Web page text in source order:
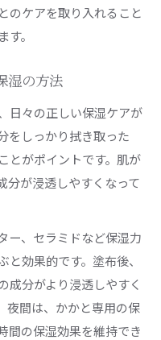
失敗しないポイント
ケア法とは
ケアの基本を解説
因と見落としがちな習
い角質ケア手順
考えたかかとケア法
となる症状とは
ア店の選び方ポイント
かとケアの安心感
強いサロンの特徴
のケアを取り入れること
。
湿の方法
日々の正しい保湿ケアが
をしっかり拭き取った
とがポイントです。肌が
分が浸透しやすくなって
ー、セラミドなど保湿力
効果的です。塗布後、
成分がより浸透しやすく
夜間は、かかと専用の保
間の保湿効果を維持でき